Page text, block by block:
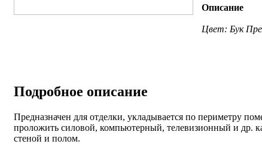
Описание
Цвет: Бук
Подробное описание
Предназначен для отделки, укладывается по периметру
проложить силовой, компьютерный, телевизионный и др.
стеной и полом.